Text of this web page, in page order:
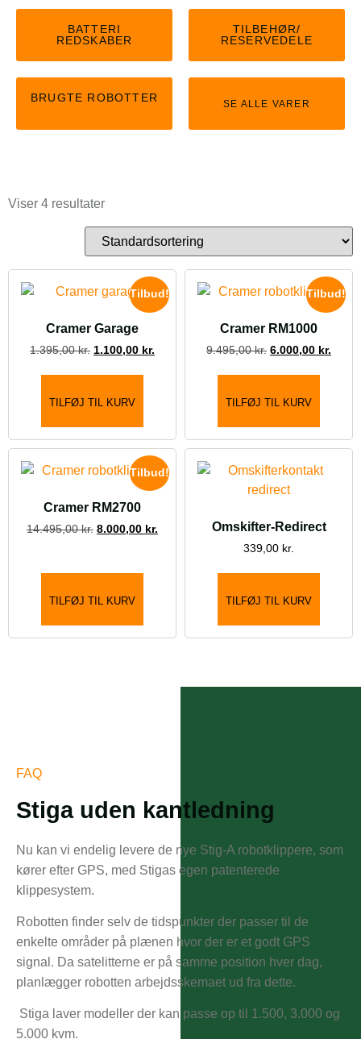
BATTERI
REDSKABER
TILBEHØR/
RESERVEDELE
BRUGTE ROBOTTER SE ALLE VARER
Viser 4 resultater
Tilbud!
Cramer Garage
1.395,00kr. 1.100,00 kr.
TILFØJ TIL KURV
Tilbud!
Cramer RM1000
9.495,00kr. 6.000,00 kr.
TILFØJ TIL KURV
Tilbud!
Cramer RM2700
14.495,00kr. 8.000,00 kr.
TILFØJ TIL KURV
Omskifter-Redirect
339,00 kr.
TILFØJ TIL KURV
FAQ
Stiga uden kantledning
Nu kan vi endelig levere de nye Stig-A robotklippere, som
kører efter GPS, med Stigas egen patenterede
klippesystem.
Robotten finder selv de tidspunkter der passer til de
enkelte områder på plænen hvor der er et godt GPS
signal. Da satelitterne er på samme position hver dag,
planlægger robotten arbejdsskemaet ud fra dette.
Stiga laver modeller der kan passe op til 1.500, 3.000 og
5.000 kvm.